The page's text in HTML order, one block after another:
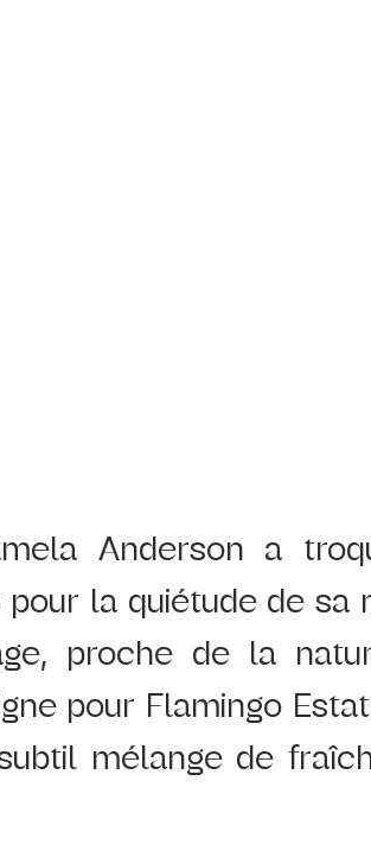
Anderson a
la quiétude de sa
proche de la
pour Flamingo
mélange de